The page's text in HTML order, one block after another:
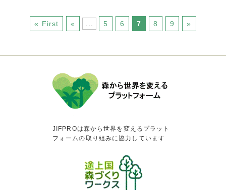
« First « 5 6 7 8 9 »
JIFPROは森から世界を変えるプラット
フォームの取り組みに協力しています